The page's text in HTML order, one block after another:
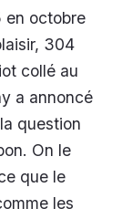
en octobre
304
collé au
a annoncé
question
On le
que le
les